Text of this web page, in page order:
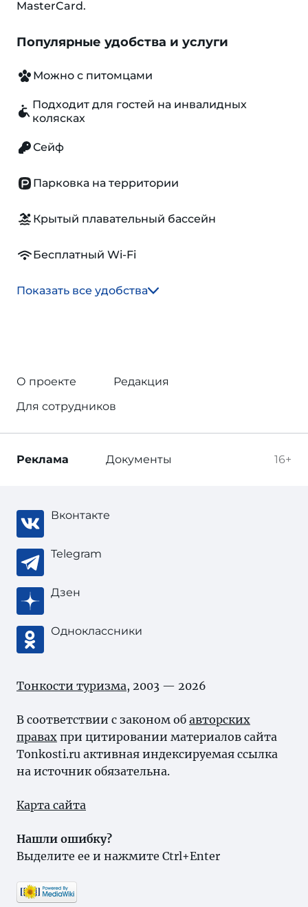
MasterCard.
Популярные удобства и услуги
Можно с питомцами
Подходит для гостей на инвалидных
колясках
Сейф
Парковка на территории
Крытый плавательный бассейн
Бесплатный Wi-Fi
Показать все удобства
О проекте
Редакция
Для сотрудников
16+
Реклама Документы
Вконтакте
Telegram
Дзен
Одноклассники
Тонкости туризма, 2003 — 2026
В соответствии с законом об авторских
правах при цитировании материалов сайта
Tonkosti.ru активная индексируемая ссылка
на источник обязательна.
Карта сайта
Нашли ошибку?
Выделите ее и нажмите Ctrl+Enter